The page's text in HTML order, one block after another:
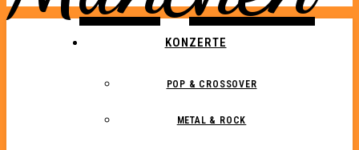
KONZERTE
POP & CROSSOVER
METAL & ROCK